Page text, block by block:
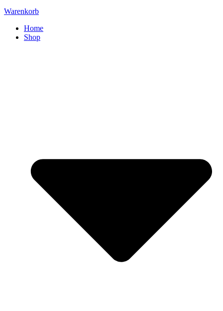
Warenkorb
Home
Shop